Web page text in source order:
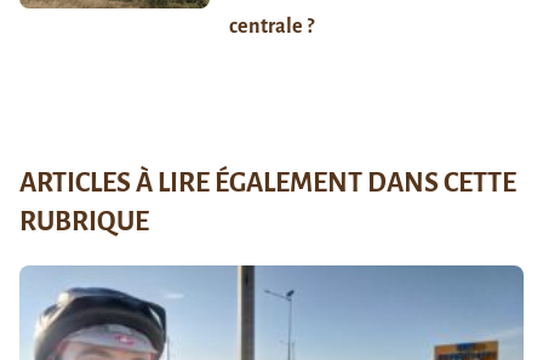
centrale ?
ARTICLES À LIRE ÉGALEMENT DANS CETTE
RUBRIQUE